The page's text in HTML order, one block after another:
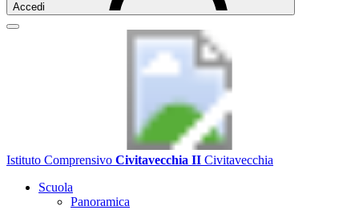
Accedi
Istituto Comprensivo Civitavecchia II Civitavecchia
Scuola
Panoramica